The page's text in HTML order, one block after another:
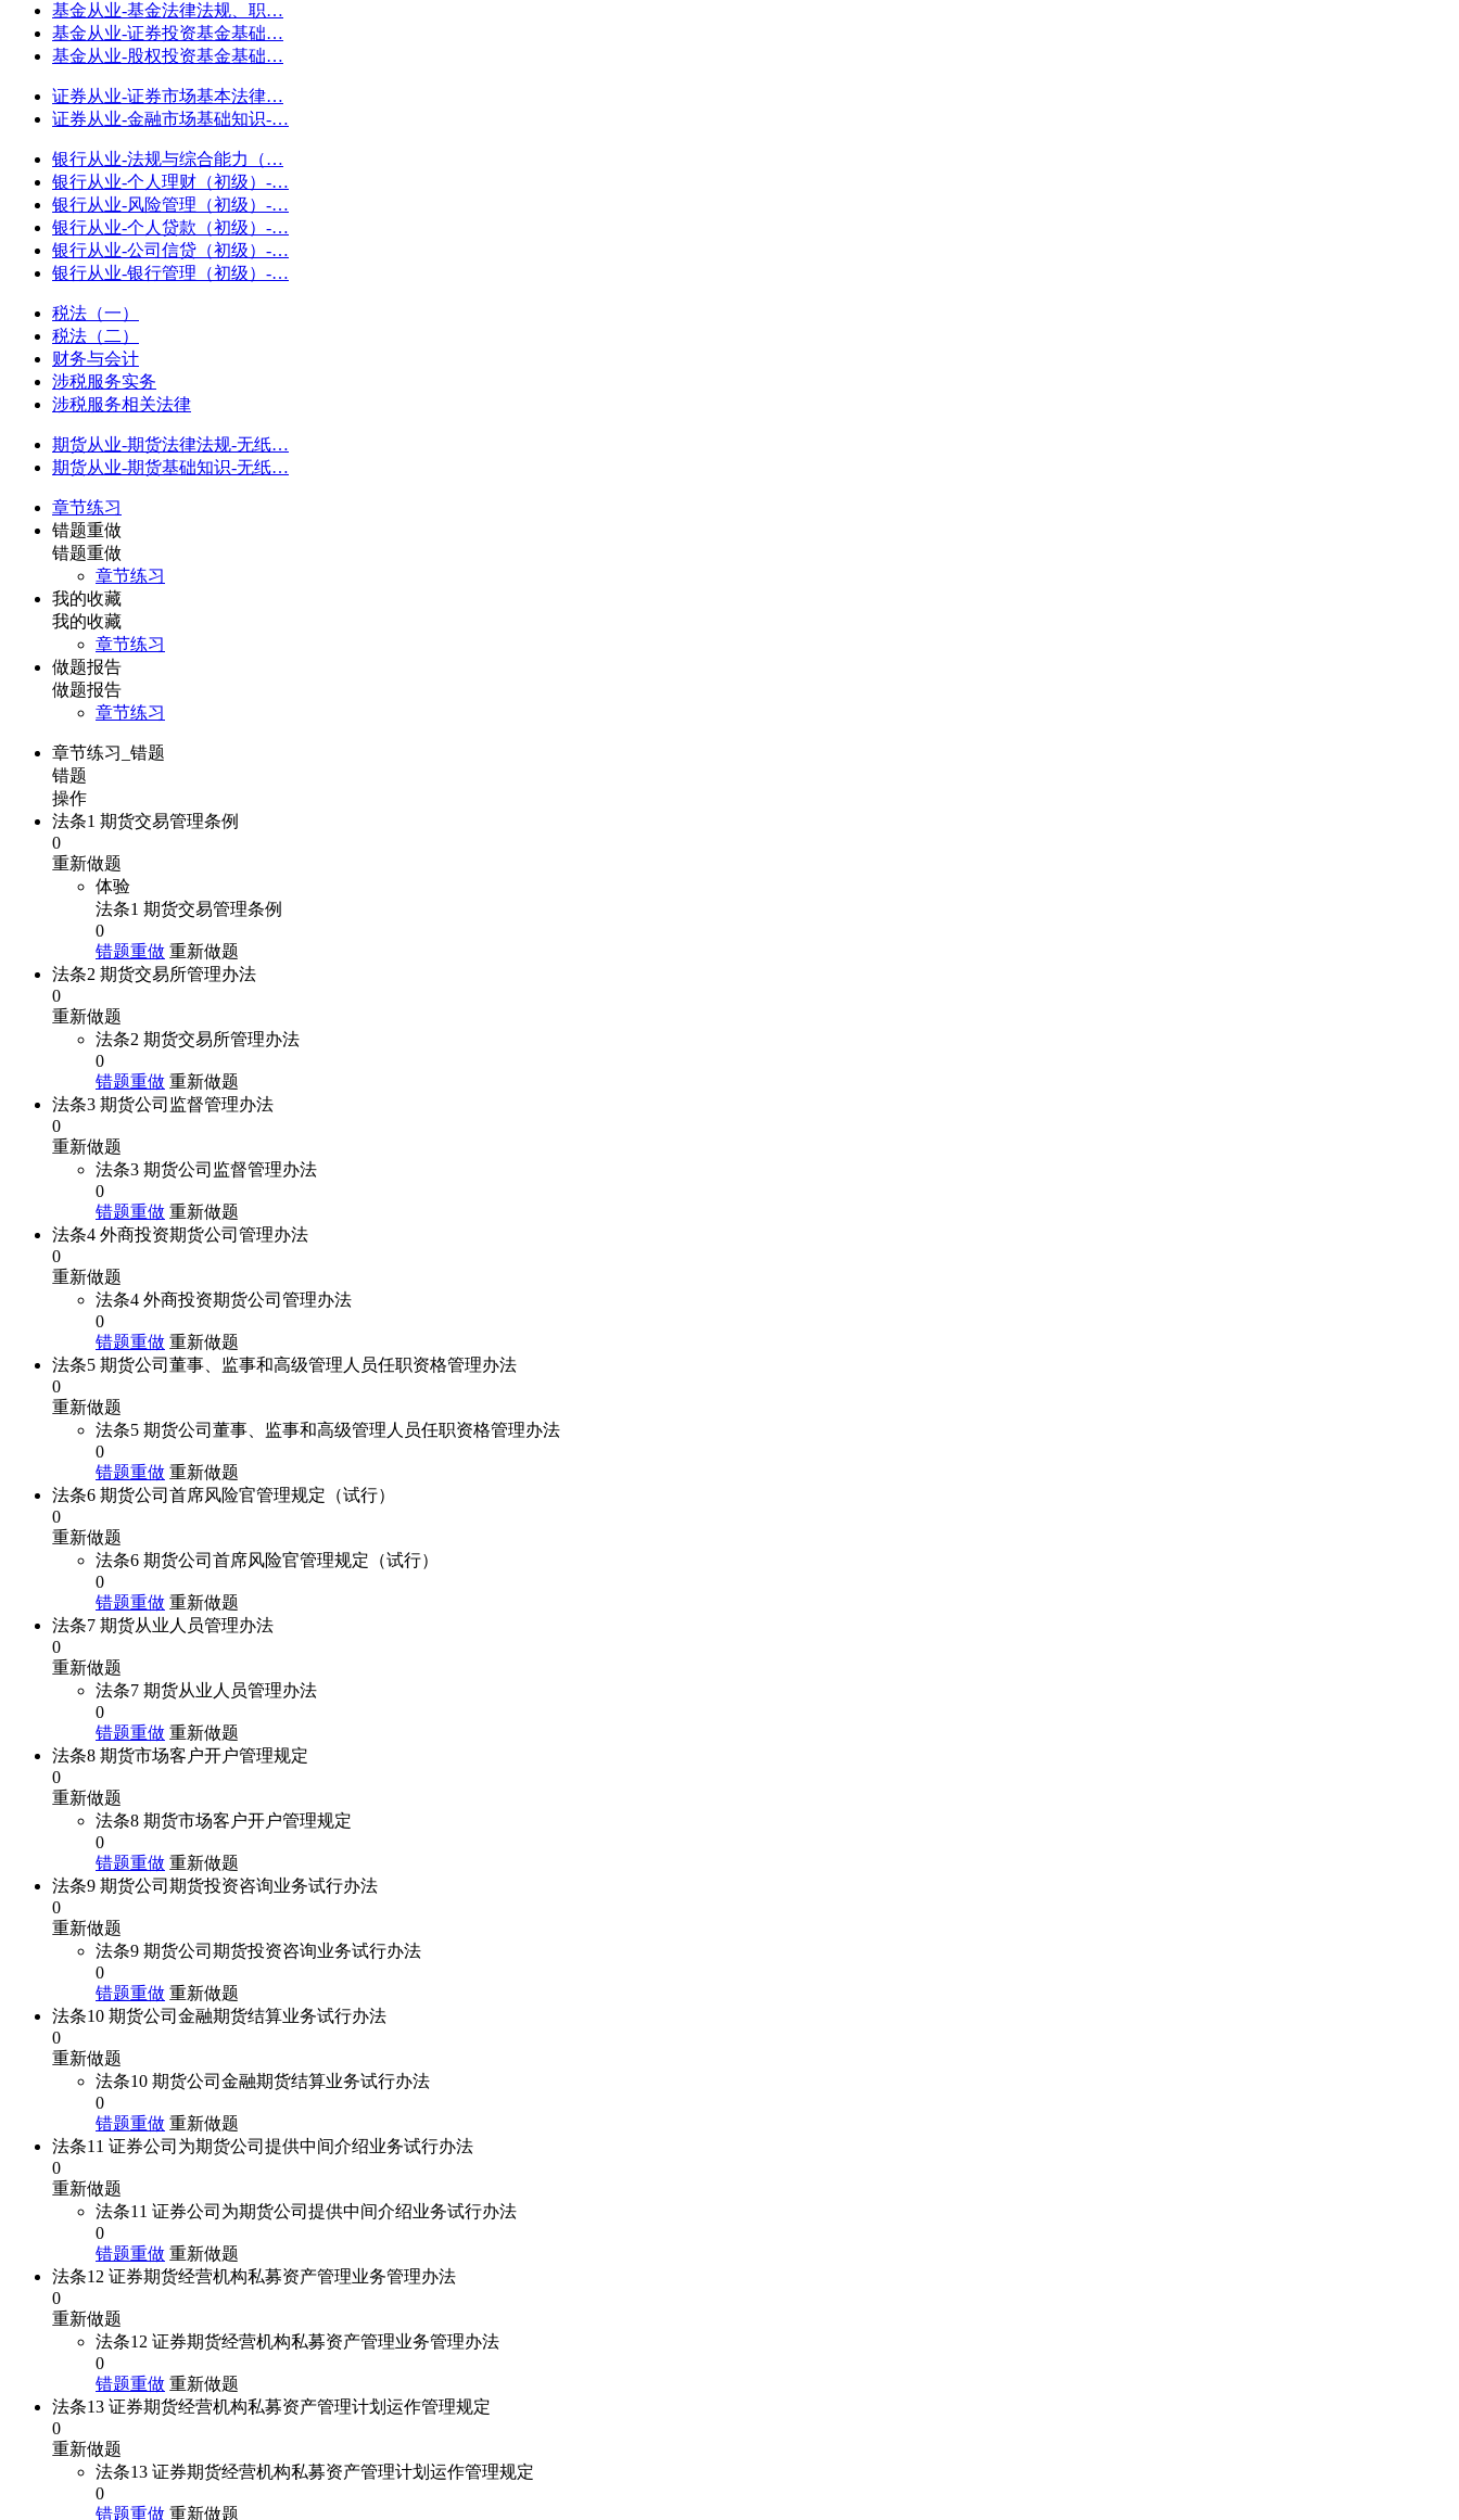
基金从业-基金法律法规、职…
基金从业-证券投资基金基础…
基金从业-股权投资基金基础…
证券从业-证券市场基本法律…
证券从业-金融市场基础知识-…
银行从业-法规与综合能力（…
银行从业-个人理财（初级）-…
银行从业-风险管理（初级）-…
银行从业-个人贷款（初级）-…
银行从业-公司信贷（初级）-…
银行从业-银行管理（初级）-…
税法（一）
税法（二）
财务与会计
涉税服务实务
涉税服务相关法律
期货从业-期货法律法规-无纸…
期货从业-期货基础知识-无纸…
章节练习
错题重做
错题重做
章节练习
我的收藏
我的收藏
章节练习
做题报告
做题报告
章节练习
章节练习_错题
错题
操作
法条1 期货交易管理条例
0
重新做题
体验
法条1 期货交易管理条例
0
错题重做 重新做题
法条2 期货交易所管理办法
0
重新做题
法条2 期货交易所管理办法
0
错题重做 重新做题
法条3 期货公司监督管理办法
0
重新做题
法条3 期货公司监督管理办法
0
错题重做 重新做题
法条4 外商投资期货公司管理办法
0
重新做题
法条4 外商投资期货公司管理办法
0
错题重做 重新做题
法条5 期货公司董事、监事和高级管理人员任职资格管理办法
0
重新做题
法条5 期货公司董事、监事和高级管理人员任职资格管理办法
0
错题重做 重新做题
法条6 期货公司首席风险官管理规定（试行）
0
重新做题
法条6 期货公司首席风险官管理规定（试行）
0
错题重做 重新做题
法条7 期货从业人员管理办法
0
重新做题
法条7 期货从业人员管理办法
0
错题重做 重新做题
法条8 期货市场客户开户管理规定
0
重新做题
法条8 期货市场客户开户管理规定
0
错题重做 重新做题
法条9 期货公司期货投资咨询业务试行办法
0
重新做题
法条9 期货公司期货投资咨询业务试行办法
0
错题重做 重新做题
法条10 期货公司金融期货结算业务试行办法
0
重新做题
法条10 期货公司金融期货结算业务试行办法
0
错题重做 重新做题
法条11 证券公司为期货公司提供中间介绍业务试行办法
0
重新做题
法条11 证券公司为期货公司提供中间介绍业务试行办法
0
错题重做 重新做题
法条12 证券期货经营机构私募资产管理业务管理办法
0
重新做题
法条12 证券期货经营机构私募资产管理业务管理办法
0
错题重做 重新做题
法条13 证券期货经营机构私募资产管理计划运作管理规定
0
重新做题
法条13 证券期货经营机构私募资产管理计划运作管理规定
0
错题重做 重新做题